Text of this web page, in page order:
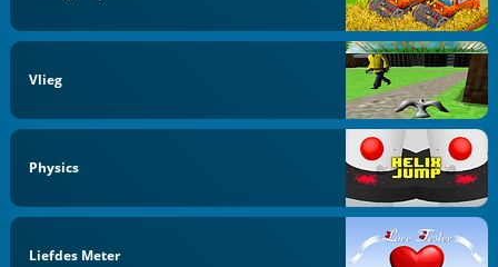
Vlieg
Physics
Liefdes Meter